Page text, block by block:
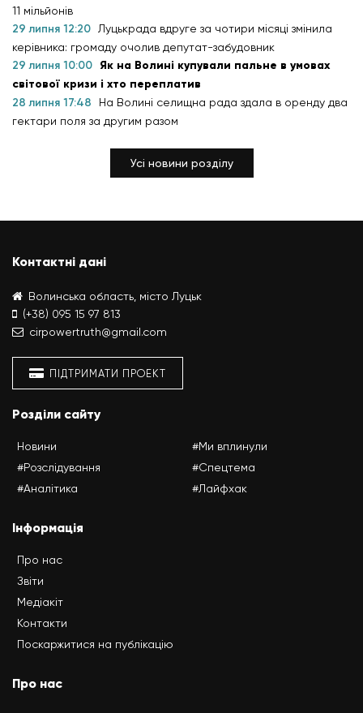
11 мільйонів
29 липня 12:20
Луцькрада вдруге за чотири місяці змінила
керівника: громаду очолив депутат-забудовник
29 липня 10:00 Як на Волині купували пальне в умовах
світової кризи і хто переплатив
28 липня 17:48
На Волині селищна рада здала в оренду два
гектари поля за другим разом
Усі новини розділу
Контактні дані
Волинська область, місто Луцьк
(+38) 095 15 97 813
cirpowertruth@gmail.com
ПІДТРИМАТИ ПРОЕКТ
Розділи сайту
Новини
#Розслідування
#Аналітика
#Ми вплинули
#Спецтема
#Лайфхак
Інформація
Про нас
Звіти
Медіакіт
Контакти
Поскаржитися на публікацію
Про нас